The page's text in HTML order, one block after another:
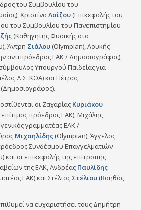
του Συμβουλίου του
ΧριστίναΛοΐζου(Επικεφαλής του
του Συμβουλίου του Πανεπιστημίου
(Καθηγητής Φυσικής στο
Άντρη Σιάλου(Olympian), Λουκής
αντιπρόεδρος ΕΑΚ / Δημοσιογράφος),
Υπουργού Παιδείας για
Δ.Σ. ΚΟΑ) και Πέτρος
οι Ζαχαρίας Κυριάκου
πρόεδρος ΕΑΚ), Μιχάλης
γραμματέας ΕΑΚ /
Μιχαηλίδης(Οlympian), Άγγελος
Συνδέσμου Επαγγελματιών
οι επικεφαλής της επιτροπής
της ΕΑΚ, Ανδρέας Παυλίδης
ΕΑΚ) και Στέλιος Στέλιου(Βοηθός
να ευχαριστήσει τους Δημήτρη